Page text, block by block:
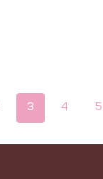
3 4 5